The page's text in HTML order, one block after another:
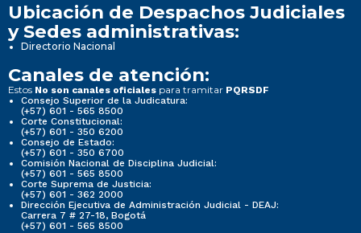
Ubicación de Despachos Judiciales
y Sedes administrativas:
Directorio Nacional
Canales de atención:
Estos No son canales oficiales para tramitar PQRSDF
Consejo Superior de la Judicatura:
(+57) 601 - 565 8500
Corte Constitucional:
(+57) 601 - 350 6200
Consejo de Estado:
(+57) 601 - 350 6700
Comisión Nacional de Disciplina Judicial:
(+57) 601 - 565 8500
Corte Suprema de Justicia:
(+57) 601 - 362 2000
Dirección Ejecutiva de Administración Judicial - DEAJ:
Carrera 7 # 27-18, Bogotá
(+57) 601 - 565 8500